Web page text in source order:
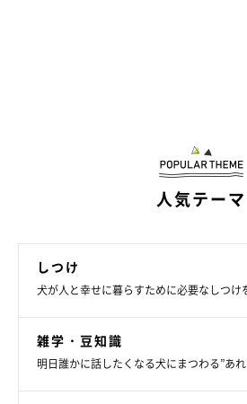
日々体重が増えていく成長期の子犬は
少量でもたくさ
ことがポイントです。
子犬期のフードの与え方の目安（1日分
分ける）
離乳期
1日4回以上を目安に。
離乳期
後
1日3回以上。
人気テーマ
しつけ
犬が人と幸せに暮らすために必要なしつけ
雑学・豆知識
明日誰かに話したくなる犬にまつわる”あ